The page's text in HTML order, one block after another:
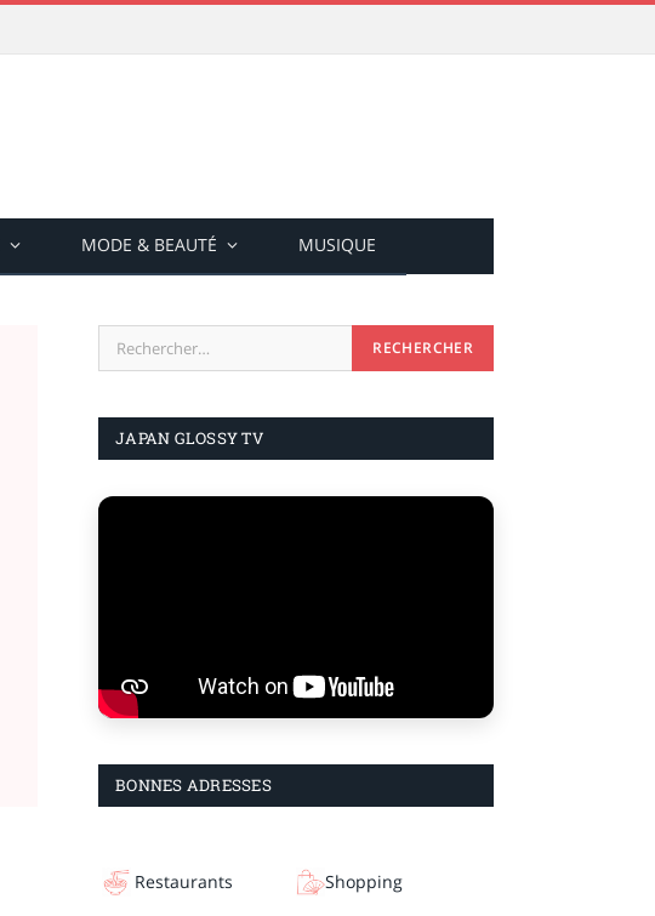
MODE & BEAUTÉ MUSIQUE
JAPAN GLOSSY TV
BONNES ADRESSES
Restaurants Shopping